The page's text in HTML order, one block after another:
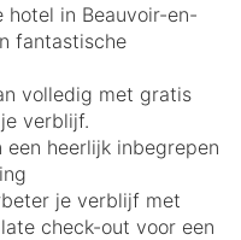
hotel in Beauvoir-en-
fantastische
volledig met gratis
verblijf.
een heerlijk inbegrepen
je verblijf met
check-out voor een